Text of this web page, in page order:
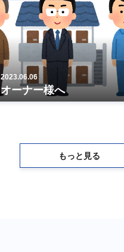
2023.06.06
オーナー様へ
もっと見る